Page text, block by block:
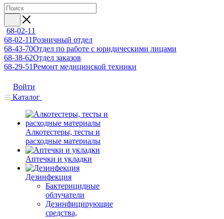
68-02-11
68-02-11Розничный отдел
68-43-70Отдел по работе с юридическими лицами
68-38-62Отдел заказов
68-29-51Ремонт медицинской техники
Войти
Каталог
Алкотестеры, тесты и
расходные материалы
Аптечки и укладки
Дезинфекция
Бактерицидные
облучатели
Дезинфицирующие
средства,